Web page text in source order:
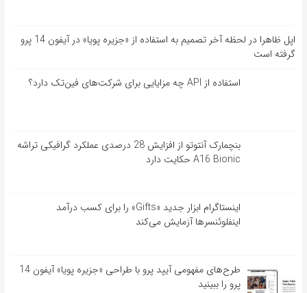
اپل ظاهرا در لحظه آخر تصمیم به استفاده از «جزیره پویا» در آیفون 14 پرو
گرفته است
استفاده از API چه مزایایی برای شرکت‌های فین‌تک دارد؟
بنچمارک آنتوتو از افزایش 28 درصدی عملکرد گرافیکی تراشه
A16 Bionic حکایت دارد
اینستاگرام ابزار جدید «Gifts» را برای کسب درآمد
اینفلوئنسرها آزمایش می‌کند
طرح‌های مفهومی آیپد پرو با طراحی «جزیره پویا» آیفون 14
پرو را ببینید